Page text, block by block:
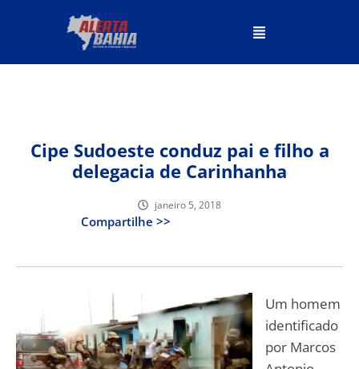
Cipe Sudoeste conduz pai e filho a
delegacia de Carinhanha
janeiro 5, 2018
Compartilhe >>
Um homem
identificado
por Marcos